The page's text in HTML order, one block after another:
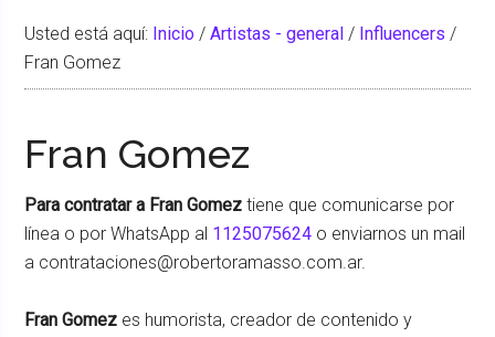
Usted está aquí: Inicio / Artistas - general / Influencers /
Fran Gomez
Fran Gomez
Para contratar a Fran Gomeztiene que comunicarse por
línea o por WhatsApp al 1125075624 o enviarnos un mail
a contrataciones@robertoramasso.com.ar.
Fran Gomez es humorista, creador de contenido y